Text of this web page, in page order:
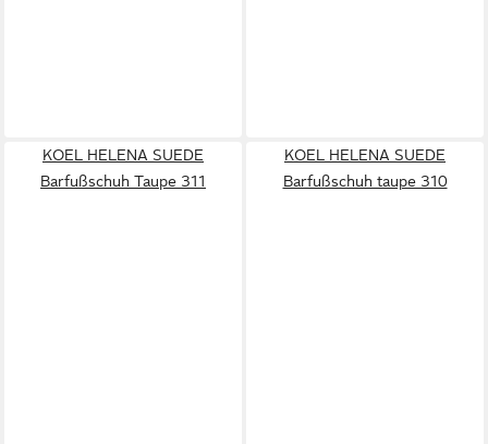
KOEL HELENA SUEDE
Barfußschuh Taupe 311
KOEL HELENA SUEDE
Barfußschuh taupe 310